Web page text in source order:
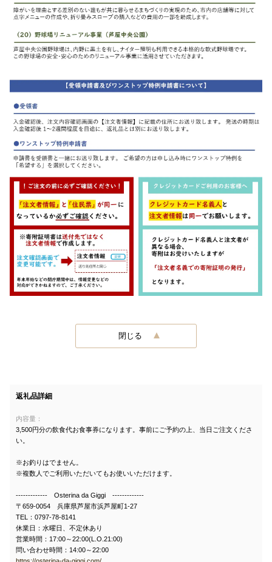
閉じる
返礼品詳細
内容量：
3,500円分の飲食代お食事券になります。事前にご予約の上、当日ご注文くださ
い。
※お釣りはでません。
※複数人でご利用いただいてもお使いいただけます。
------------- Osterina da Giggi -------------
〒659-0054 兵庫県芦屋市浜芦屋町1-27
TEL：0797-78-8141
休業日：水曜日、不定休あり
営業時間：17:00～22:00(L.O.21:00)
問い合わせ時間：14:00～22:00